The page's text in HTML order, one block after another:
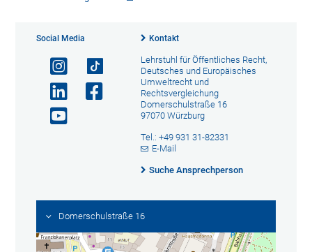
Social Media Kontakt
Lehrstuhl für Öffentliches Recht,
Deutsches und Europäisches
Umweltrecht und
Rechtsvergleichung
Domerschulstraße 16
97070 Würzburg
Tel.: +49 931 31-82331
E-Mail
Suche Ansprechperson
Domerschulstraße 16